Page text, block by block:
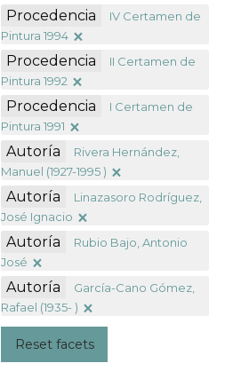
Procedencia
IV Certamen de
Pintura 1994
Procedencia
II Certamen de
Pintura 1992
Procedencia
I Certamen de
Pintura 1991
Autoría
Rivera Hernández,
Manuel (1927-1995 )
Autoría
Linazasoro Rodríguez,
José Ignacio
Autoría
Rubio Bajo, Antonio
José
Autoría
García-Cano Gómez,
Rafael (1935- )
Reset facets